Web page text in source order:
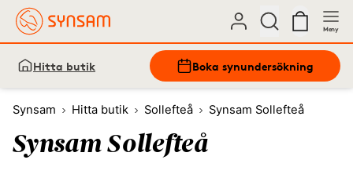
Meny
Hitta butik Boka synundersökning
Synsam Hitta butik Sollefteå Synsam Sollefteå
Synsam Sollefteå